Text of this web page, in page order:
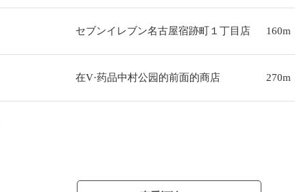
セブンイレブン名古屋宿跡町１丁目店 160m
在V·药品中村公园的前面的商店 270m